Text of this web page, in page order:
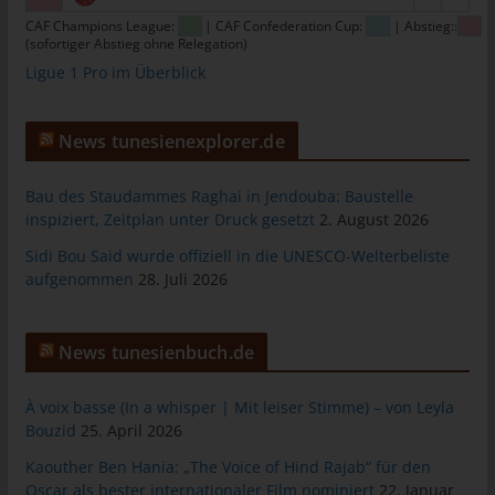
CAF Champions League: | CAF Confederation Cup:
| Abstieg::
(sofortiger Abstieg ohne Relegation)
Ligue 1 Pro im Überblick
News tunesienexplorer.de
Bau des Staudammes Raghai in Jendouba: Baustelle
inspiziert, Zeitplan unter Druck gesetzt 2. August 2026
Sidi Bou Said wurde offiziell in die UNESCO-Welterbeliste
aufgenommen 28. Juli 2026
News tunesienbuch.de
À voix basse (In a whisper | Mit leiser Stimme) – von Leyla
Bouzid 25. April 2026
Kaouther Ben Hania: „The Voice of Hind Rajab“ für den
Oscar als bester internationaler Film nominiert 22. Januar
tunesienfussball.de
Uwe Wassenberg
4022 Akouda - Tunesien
Telefon: +216 216 16 616
E-Mail:
Cookies
Die Internetseiten verwenden Cookies. Cookies sind
Computersystem abgelegt und gespeichert werden.
Zahlreiche Internetseiten und Server verwenden Cookies. Viele
Cookies enthalten eine sogenannte Cookie-ID. Eine Cookie-ID
ist eine eindeutige Kennung des Cookies. Sie besteht aus einer
konkreten Internetbrowser zugeordnet werden können, in dem